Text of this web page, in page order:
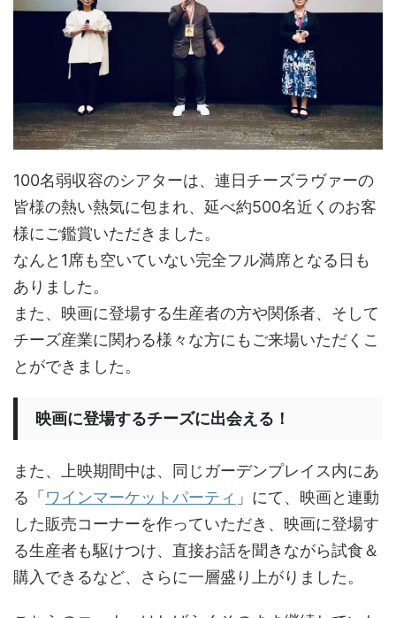
100名弱収容のシアターは、連日チーズラヴァーの
皆様の熱い熱気に包まれ、延べ約500名近くのお客
様にご鑑賞いただきました。
なんと1席も空いていない完全フル満席となる日も
ありました。
また、映画に登場する生産者の方や関係者、そして
チーズ産業に関わる様々な方にもご来場いただくこ
とができました。
映画に登場するチーズに出会える！
また、上映期間中は、同じガーデンプレイス内にあ
る「ワインマーケットパーティ 」にて、映画と連動
した販売コーナーを作っていただき、映画に登場す
る生産者も駆けつけ、直接お話を聞きながら試食＆
購入できるなど、さらに一層盛り上がりました。